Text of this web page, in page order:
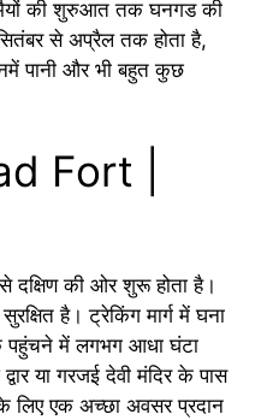
की शुरुआत तक घनगड की
से अप्रैल तक होता है,
पानी और भी बहुत कुछ
Fort |
दक्षिण की ओर शुरू होता है।
है। ट्रेकिंग मार्ग में घना
पहुंचने में लगभग आधा घंटा
या गरजई देवी मंदिर के पास
लिए एक अच्छा अवसर प्रदान